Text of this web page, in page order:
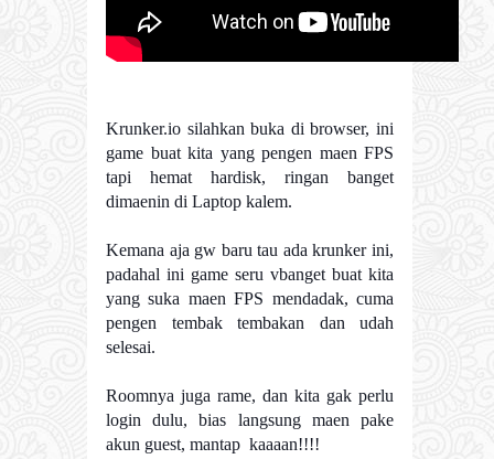
Krunker.io silahkan buka di browser, ini
game buat kita yang pengen maen FPS
tapi hemat hardisk, ringan banget
dimaenin di Laptop kalem.
Kemana aja gw baru tau ada krunker ini,
padahal ini game seru vbanget buat kita
yang suka maen FPS mendadak, cuma
pengen tembak tembakan dan udah
selesai.
Roomnya juga rame, dan kita gak perlu
login dulu, bias langsung maen pake
akun guest, mantap kaaaan!!!!